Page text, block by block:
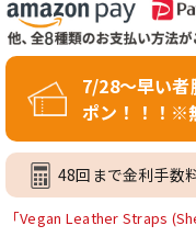
7/28～早い者
ポン！！！※
48回まで金利手数
「Vegan Leather Straps